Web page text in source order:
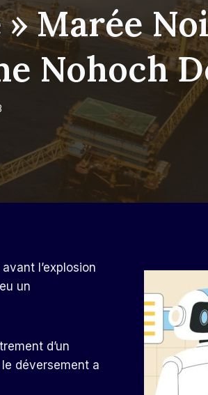
Marée
Nohoch
l’explosion
un
d’un
déversement a